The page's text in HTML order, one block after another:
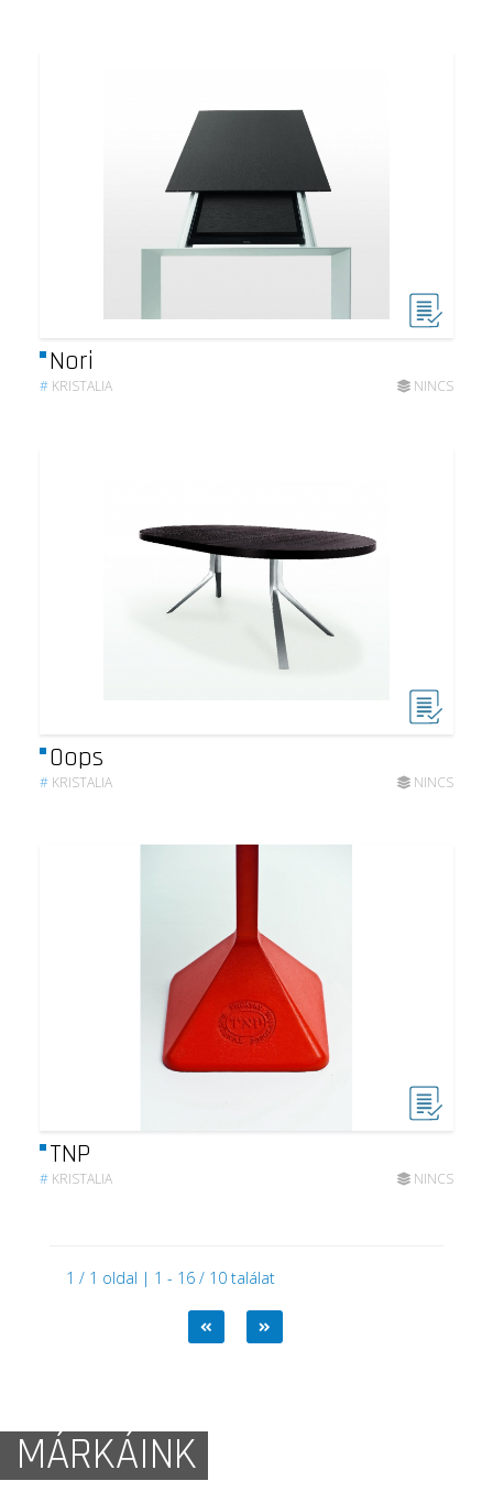
Nori
# KRISTALIA NINCS
Oops
# KRISTALIA NINCS
TNP
# KRISTALIA NINCS
1 / 1 oldal | 1 - 16 / 10 találat
MÁRKÁINK